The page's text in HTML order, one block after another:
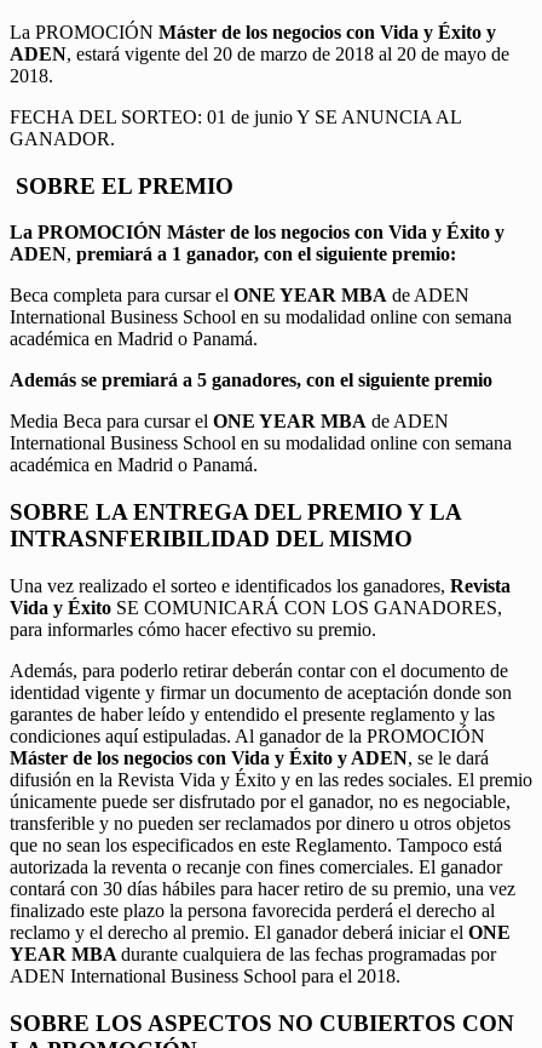
La PROMOCIÓN Máster de los negocios con Vida y Éxito y
ADEN, estará vigente del 20 de marzo de 2018 al 20 de mayo de
2018.
FECHA DEL SORTEO: 01 de junio Y SE ANUNCIA AL
GANADOR.
SOBRE EL PREMIO
La PROMOCIÓN Máster de los negocios con Vida y Éxito y
ADEN, premiará a 1 ganador, con el siguiente premio:
Beca completa para cursar el ONE YEAR MBA de ADEN
International Business School en su modalidad online con semana
académica en Madrid o Panamá.
Además se premiará a 5 ganadores, con el siguiente premio
Media Beca para cursar el ONE YEAR MBA de ADEN
International Business School en su modalidad online con semana
académica en Madrid o Panamá.
SOBRE LA ENTREGA DEL PREMIO Y LA
INTRASNFERIBILIDAD DEL MISMO
Una vez realizado el sorteo e identificados los ganadores, Revista
Vida y Éxito SE COMUNICARÁ CON LOS GANADORES,
para informarles cómo hacer efectivo su premio.
Además, para poderlo retirar deberán contar con el documento de
identidad vigente y firmar un documento de aceptación donde son
garantes de haber leído y entendido el presente reglamento y las
condiciones aquí estipuladas. Al ganador de la PROMOCIÓN
Máster de los negocios con Vida y Éxito y ADEN, se le dará
difusión en la Revista Vida y Éxito y en las redes sociales. El premio
únicamente puede ser disfrutado por el ganador, no es negociable,
transferible y no pueden ser reclamados por dinero u otros objetos
que no sean los especificados en este Reglamento. Tampoco está
autorizada la reventa o recanje con fines comerciales. El ganador
contará con 30 días hábiles para hacer retiro de su premio, una vez
finalizado este plazo la persona favorecida perderá el derecho al
reclamo y el derecho al premio. El ganador deberá iniciar el ONE
YEAR MBA durante cualquiera de las fechas programadas por
ADEN International Business School para el 2018.
SOBRE LOS ASPECTOS NO CUBIERTOS CON